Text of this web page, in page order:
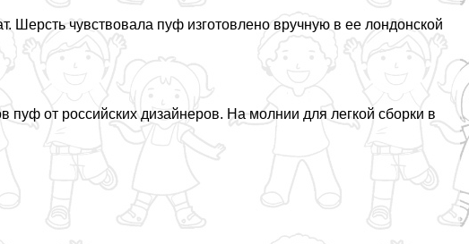
Шерсть чувствовала пуф изготовлено вручную в ее лондонской
от российских дизайнеров. На молнии для легкой сборки в